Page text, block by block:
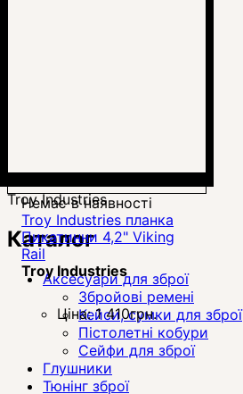
Немає в наявності
Troy Industries планка
Пикатинни 4,2" Viking
Rail
Troy Industries
Ціна:1 410грн.
Troy Industries
Каталог
Аксесуари для зброї
Збройові ремені
Кейси, сумки для зброї
Пістолетні кобури
Сейфи для зброї
Глушники
Тюнінг зброї